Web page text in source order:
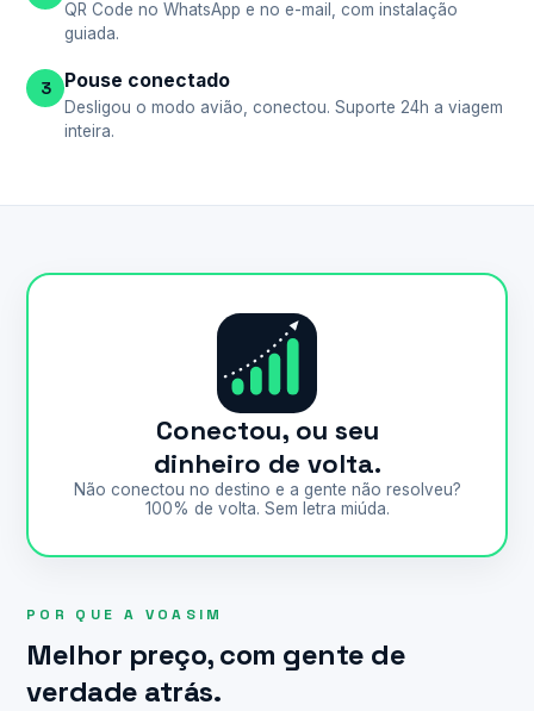
QR Code no WhatsApp e no e-mail, com instalação
guiada.
3 Pouse conectado
Desligou o modo avião, conectou. Suporte 24h a viagem
inteira.
Conectou, ou seu
dinheiro de volta.
Não conectou no destino e a gente não resolveu?
100% de volta. Sem letra miúda.
POR QUE A VOASIM
Melhor preço, com gente de
verdade atrás.